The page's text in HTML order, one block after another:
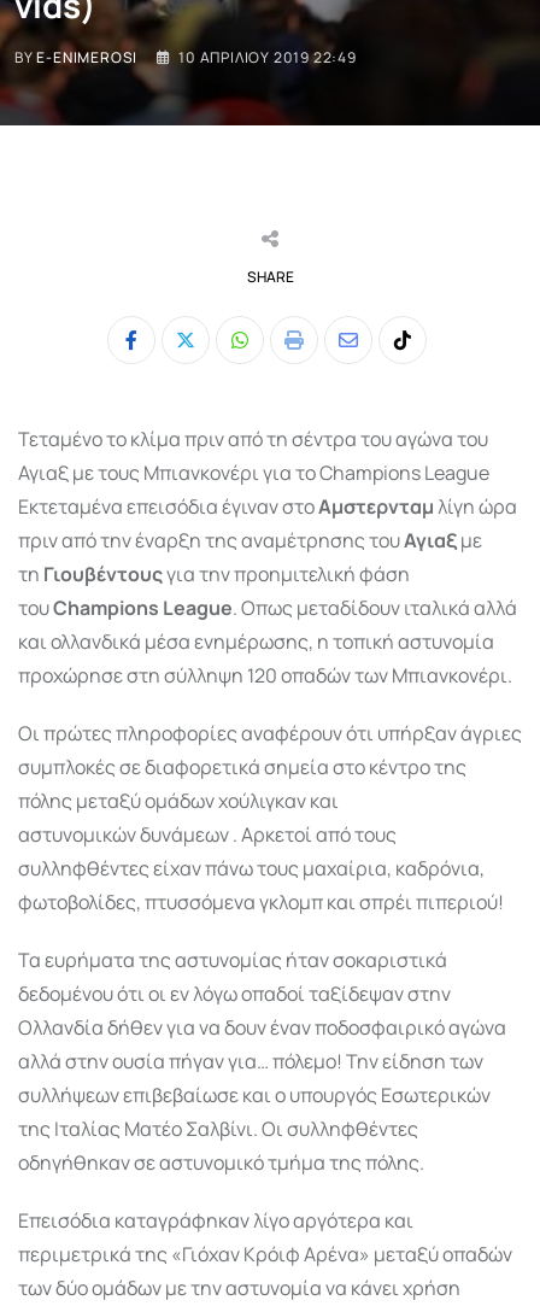
BYE-ENIMEROSI 10 ΑΠΡΙΛΊΟΥ 2019 22:49
SHARE
Whatsapp
Print
ShareTiktok
Τεταμένο το κλίμα πριν από τη σέντρα του αγώνα του
Αγιαξ με τους Μπιανκονέρι για το Champions League
Εκτεταμένα επεισόδια έγιναν στοΑμστερνταμλίγη ώρα
πριν από την έναρξη της αναμέτρησης τουΑγιαξμε
τη Γιουβέντουςγια την προημιτελική φάση
τουChampions League. Οπως μεταδίδουν ιταλικά αλλά
και ολλανδικά μέσα ενημέρωσης, η τοπική αστυνομία
προχώρησε στη σύλληψη 120 οπαδών των Μπιανκονέρι.
Οι πρώτες πληροφορίες αναφέρουν ότι υπήρξαν άγριες
συμπλοκές σε διαφορετικά σημεία στο κέντρο της
πόλης μεταξύ ομάδων χούλιγκαν και
αστυνομικών δυνάμεων . Αρκετοί από τους
συλληφθέντες είχαν πάνω τους μαχαίρια, καδρόνια,
φωτοβολίδες, πτυσσόμενα γκλομπ και σπρέι πιπεριού!
Τα ευρήματα της αστυνομίας ήταν σοκαριστικά
δεδομένου ότι οι εν λόγω οπαδοί ταξίδεψαν στην
Ολλανδία δήθεν για να δουν έναν ποδοσφαιρικό αγώνα
αλλά στην ουσία πήγαν για… πόλεμο! Την είδηση των
συλλήψεων επιβεβαίωσε και ο υπουργός Εσωτερικών
της Ιταλίας Ματέο Σαλβίνι. Οι συλληφθέντες
οδηγήθηκαν σε αστυνομικό τμήμα της πόλης.
Επεισόδια καταγράφηκαν λίγο αργότερα και
περιμετρικά της «Γιόχαν Κρόιφ Αρένα» μεταξύ οπαδών
των δύο ομάδων με την αστυνομία να κάνει χρήση